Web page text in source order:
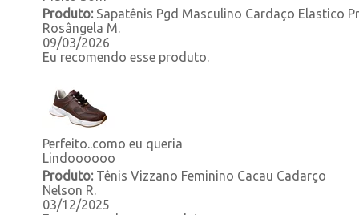
Produto:Sapatênis Pgd Masculino Cardaço Elastico
Rosângela M.
09/03/2026
Eu recomendo esse produto.
Perfeito..como eu queria
Lindoooooo
Produto:Tênis Vizzano Feminino Cacau Cadarço
Nelson R.
03/12/2025